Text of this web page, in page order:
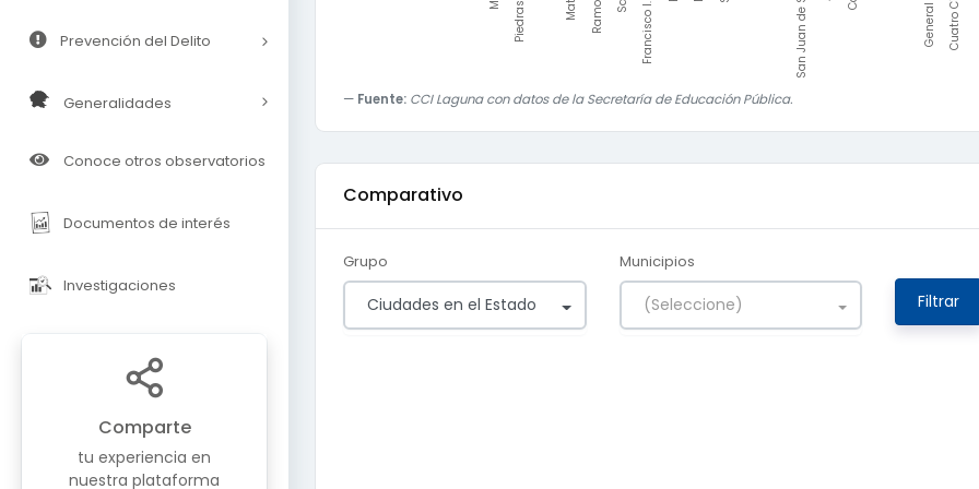
Prevención del Delito
Generalidades
Conoce otros observatorios
Documentos de interés
Investigaciones
Comparte
tu experiencia en
nuestra plataforma
Fuente: CCI Laguna con datos de la Secretaría de Educación Pública.
Comparativo
Grupo
Ciudades en el Estado
Municipios
(Seleccione) Filtrar